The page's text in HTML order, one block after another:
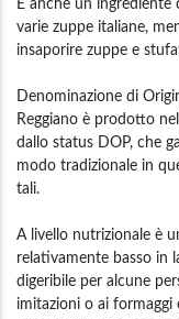
È anche un ingrediente
varie zuppe italiane,
insaporire zuppe e
Denominazione di
Reggiano è prodotto
dallo status DOP, che
modo tradizionale in
tali.
A livello nutrizionale è
relativamente basso in
digeribile per alcune
imitazioni o ai